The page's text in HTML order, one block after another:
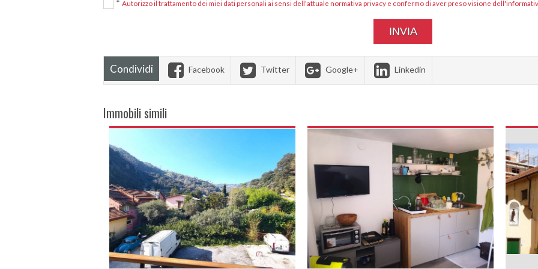
* Autorizzo il trattamento dei miei dati personali ai sensi dell'attuale normativa privacy e confermo di aver preso visione
Condividi Facebook Twitter Google+ Linkedin
Immobili simili